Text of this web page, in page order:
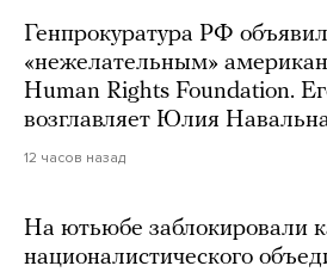
Генпрокуратура РФ
«нежелательным»
Human Rights Foundation.
возглавляет Юлия
12 часов назад
На ютьюбе заблокировали
националистического